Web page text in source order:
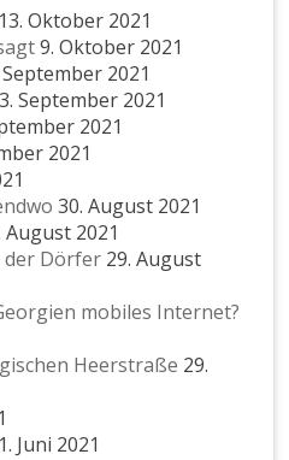
13. Oktober 2021
9. Oktober 2021
September 2021
September 2021
2021
2021
30. August 2021
August 2021
der Dörfer 29. August
mobiles Internet?
Heerstraße 29.
Juni 2021